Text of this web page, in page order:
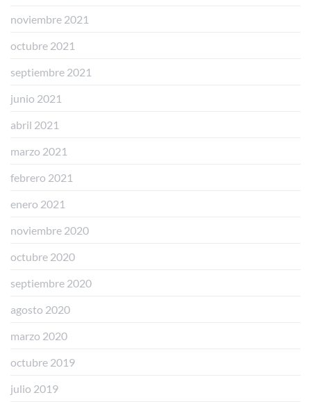
noviembre 2021
octubre 2021
septiembre 2021
junio 2021
abril 2021
marzo 2021
febrero 2021
enero 2021
noviembre 2020
octubre 2020
septiembre 2020
agosto 2020
marzo 2020
octubre 2019
julio 2019